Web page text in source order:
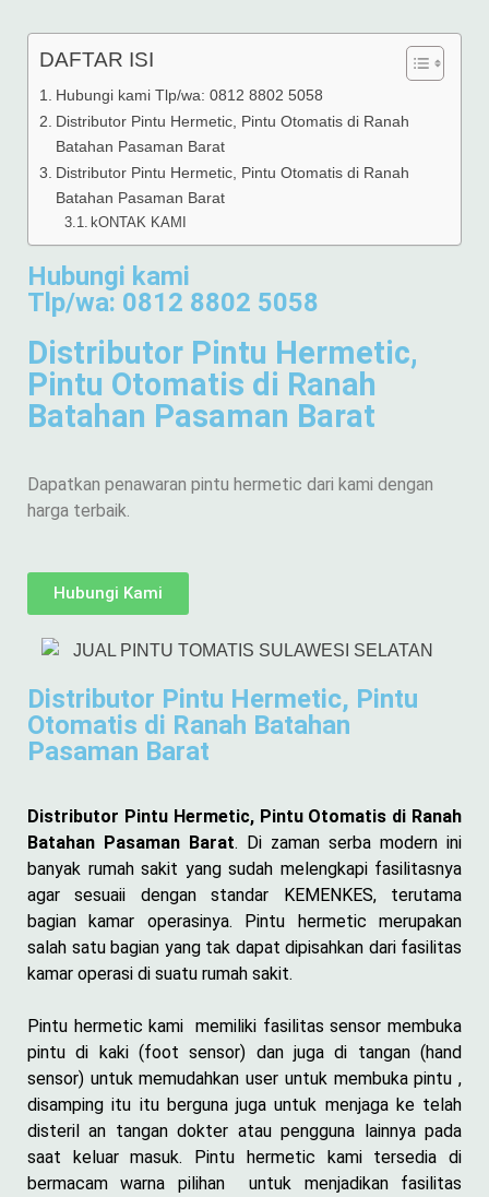
DAFTAR ISI
Hubungi kami Tlp/wa: 0812 8802 5058
Distributor Pintu Hermetic, Pintu Otomatis di Ranah
Batahan Pasaman Barat
Distributor Pintu Hermetic, Pintu Otomatis di Ranah
Batahan Pasaman Barat
kONTAK KAMI
Hubungi kami
Tlp/wa: 0812 8802 5058
Distributor Pintu Hermetic,
Pintu Otomatis di Ranah
Batahan Pasaman Barat
Dapatkan penawaran pintu hermetic dari kami dengan
harga terbaik.
Hubungi Kami
Distributor Pintu Hermetic, Pintu
Otomatis di Ranah Batahan
Pasaman Barat
Distributor Pintu Hermetic, Pintu Otomatis di Ranah
Batahan Pasaman Barat. Di zaman serba modern ini
banyak rumah sakit yang sudah melengkapi fasilitasnya
agar sesuaii dengan standar KEMENKES, terutama
bagian kamar operasinya. Pintu hermetic merupakan
salah satu bagian yang tak dapat dipisahkan dari fasilitas
kamar operasi di suatu rumah sakit.
Pintu hermetic kami memiliki fasilitas sensor membuka
pintu di kaki (foot sensor) dan juga di tangan (hand
sensor) untuk memudahkan user untuk membuka pintu ,
disamping itu itu berguna juga untuk menjaga ke telah
disteril an tangan dokter atau pengguna lainnya pada
saat keluar masuk. Pintu hermetic kami tersedia di
bermacam warna pilihan untuk menjadikan fasilitas